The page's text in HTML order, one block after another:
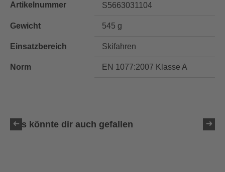
Artikelnummer S5663031104
Gewicht 545 g
Einsatzbereich Skifahren
Norm EN 1077:2007 Klasse A
Das könnte dir auch gefallen